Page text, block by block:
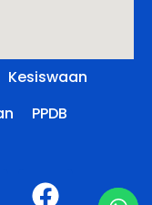
Kesiswaan
PPDB